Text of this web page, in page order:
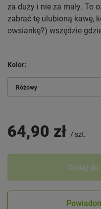
za duży i nie za mały. To
zabrać tę ulubioną kawę,
owsiankę?) wszędzie
Kolor
Różowy
64,90 zł / szt.
Dodaj